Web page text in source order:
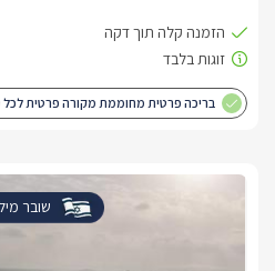
בריכה פרטית מחוממת מקורה פרטית לכל
שובר